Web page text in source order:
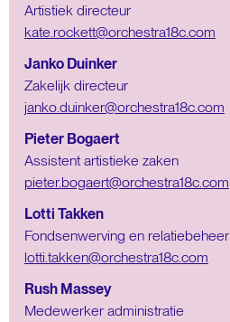
Artistiek directeur
kate.rockett@orchestra18c.com
Janko Duinker
Zakelijk directeur
janko.duinker@orchestra18c.com
Pieter Bogaert
Assistent artistieke zaken
pieter.bogaert@orchestra18c.com
Lotti Takken
Fondsenwerving en relatiebeheer
lotti.takken@orchestra18c.com
Rush Massey
Medewerker administratie